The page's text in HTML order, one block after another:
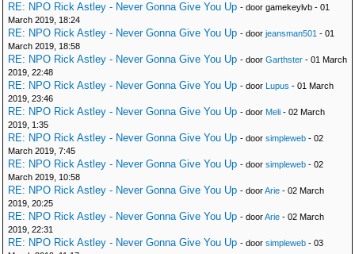
RE: NPO Rick Astley - Never Gonna Give You Up - door gamekeylvb - 01
March 2019, 18:24
RE: NPO Rick Astley - Never Gonna Give You Up - door jeansman501 - 01
March 2019, 18:58
RE: NPO Rick Astley - Never Gonna Give You Up - door Garthster - 01 March
2019, 22:48
RE: NPO Rick Astley - Never Gonna Give You Up - door Lupus - 01 March
2019, 23:46
RE: NPO Rick Astley - Never Gonna Give You Up - door Meli - 02 March
2019, 1:35
RE: NPO Rick Astley - Never Gonna Give You Up - door simpleweb - 02
March 2019, 7:45
RE: NPO Rick Astley - Never Gonna Give You Up - door simpleweb - 02
March 2019, 10:58
RE: NPO Rick Astley - Never Gonna Give You Up - doorArie - 02 March
2019, 20:25
RE: NPO Rick Astley - Never Gonna Give You Up - doorArie - 02 March
2019, 22:31
RE: NPO Rick Astley - Never Gonna Give You Up - door simpleweb - 03